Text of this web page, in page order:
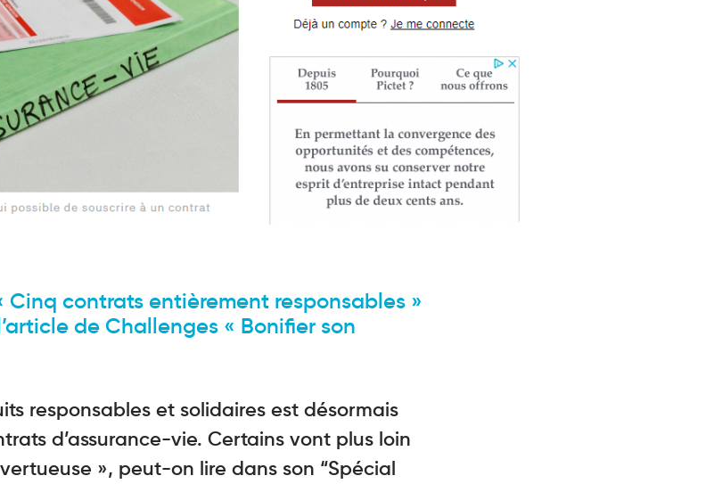
Cinq contrats entièrement responsables »
de Challenges « Bonifier son
responsables et solidaires est désormais
d’assurance-vie. Certains vont plus loin
», peut-on lire dans son “Spécial